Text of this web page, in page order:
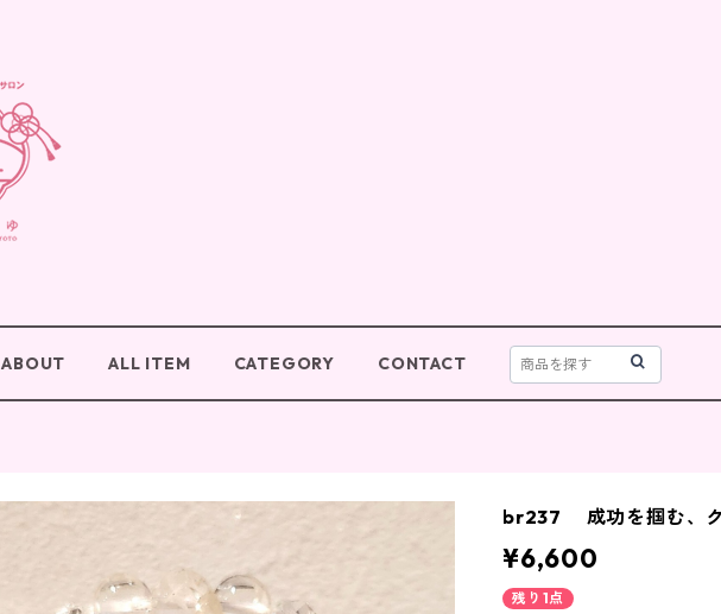
ABOUT ALL ITEM CATEGORY CONTACT
br237 成功を掴む、
¥6,600
残り1点